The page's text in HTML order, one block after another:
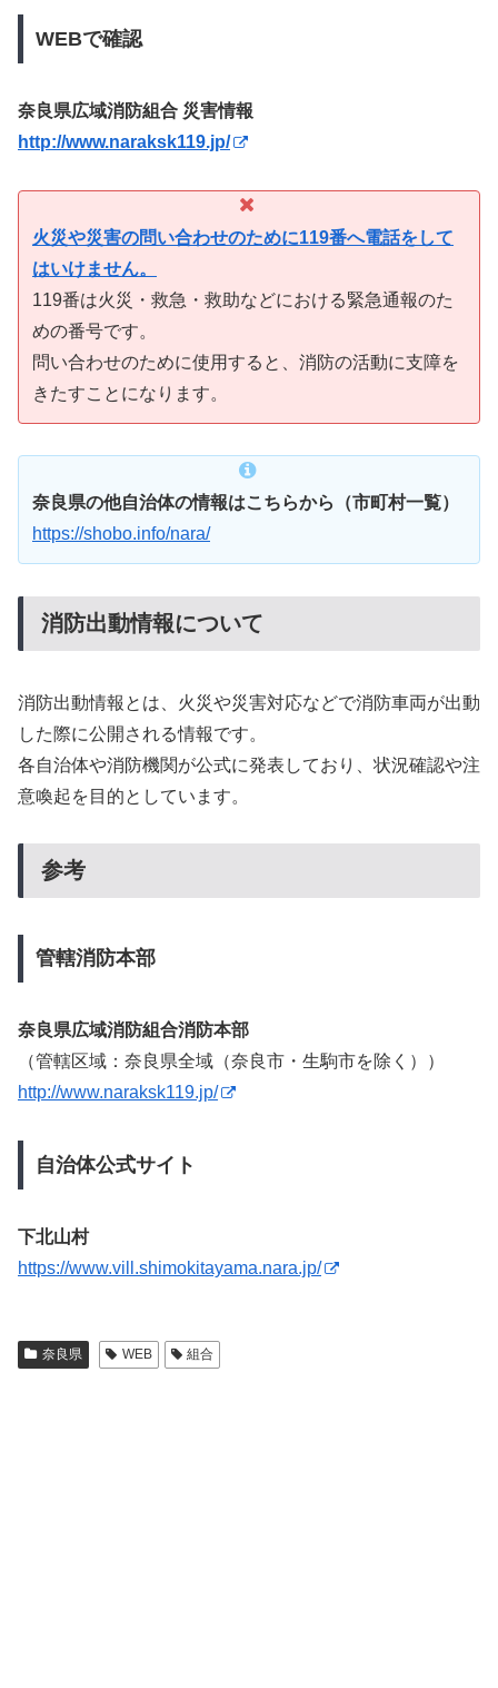
WEBで確認
奈良県広域消防組合 災害情報
http://www.naraksk119.jp/
火災や災害の問い合わせのために119番へ電話をして
はいけません。
119番は火災・救急・救助などにおける緊急通報のた
めの番号です。
問い合わせのために使用すると、消防の活動に支障を
きたすことになります。
奈良県の他自治体の情報はこちらから（市町村一覧）
https://shobo.info/nara/
消防出動情報について
消防出動情報とは、火災や災害対応などで消防車両が出動
した際に公開される情報です。
各自治体や消防機関が公式に発表しており、状況確認や注
意喚起を目的としています。
参考
管轄消防本部
奈良県広域消防組合消防本部
（管轄区域：奈良県全域（奈良市・生駒市を除く））
http://www.naraksk119.jp/
自治体公式サイト
下北山村
https://www.vill.shimokitayama.nara.jp/
奈良県 WEB 組合